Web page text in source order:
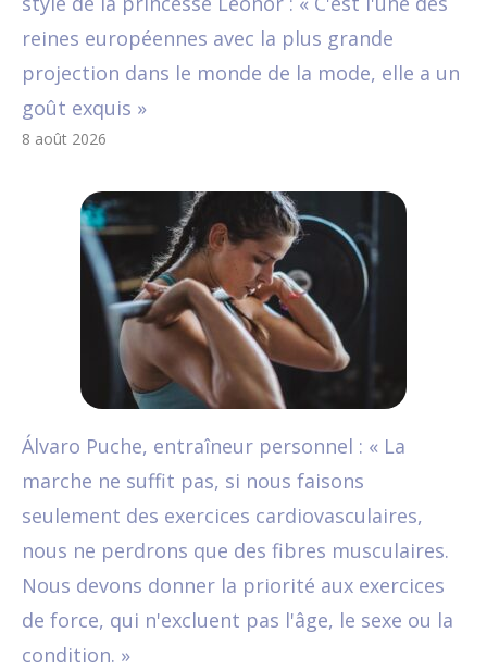
reines européennes avec la plus grande
projection dans le monde de la mode, elle a un
goût exquis »
8 août 2026
Álvaro Puche, entraîneur personnel : « La
marche ne suffit pas, si nous faisons
seulement des exercices cardiovasculaires,
nous ne perdrons que des fibres musculaires.
Nous devons donner la priorité aux exercices
de force, qui n'excluent pas l'âge, le sexe ou la
condition. »